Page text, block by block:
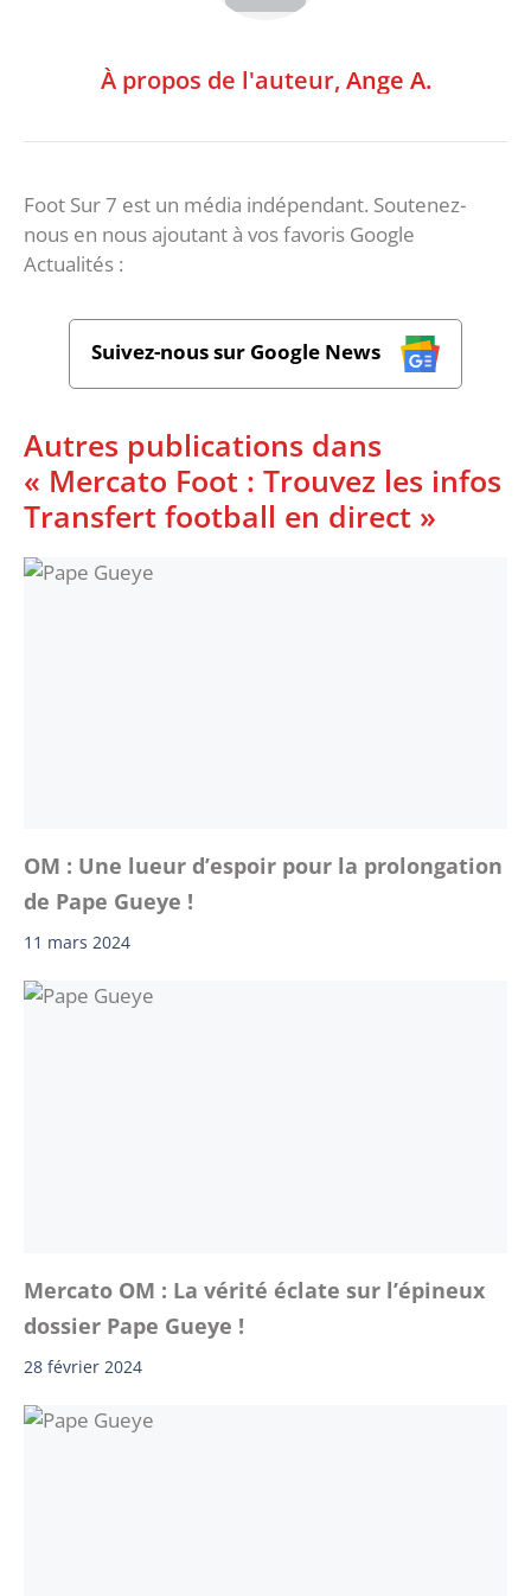
À propos de l'auteur, Ange A.
Foot Sur 7 est un média indépendant. Soutenez-
nous en nous ajoutant à vos favoris Google
Actualités :
Suivez-nous sur Google News
Autres publications dans
« Mercato Foot : Trouvez les infos
Transfert football en direct »
OM : Une lueur d’espoir pour la prolongation
de Pape Gueye !
11 mars 2024
Mercato OM : La vérité éclate sur l’épineux
dossier Pape Gueye !
28 février 2024